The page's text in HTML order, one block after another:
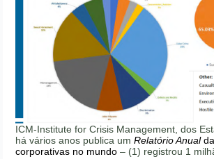
ICM-Institute for Crisis Management, dos
há vários anos publica umRelatório Anual
corporativas no mundo – (1) registrou 1